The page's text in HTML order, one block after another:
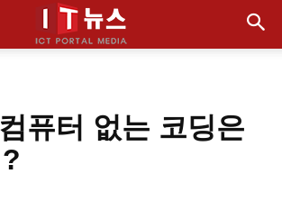
퓨터 없는 코딩은